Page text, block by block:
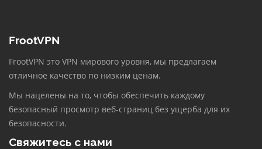
FrootVPN
FrootVPN это VPN мирового уровня, мы предлагаем
отличное качество по низким ценам.
Мы нацелены на то, чтобы обеспечить каждому
безопасный просмотр веб-страниц без ущерба для их
безопасности.
Свяжитесь с нами